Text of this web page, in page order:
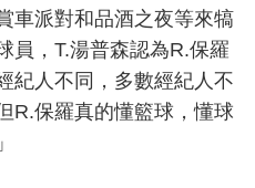
車派對和品酒之夜等來犒
員，T.湯普森認為R.保羅
紀人不同，多數經紀人不
R.保羅真的懂籃球，懂球